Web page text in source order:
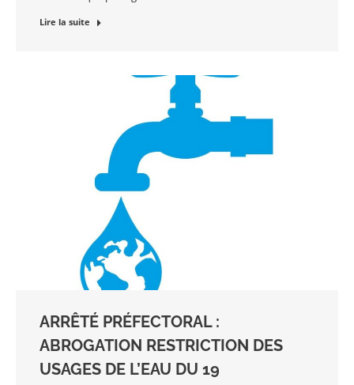
Lire la suite
ARRÊTÉ PRÉFECTORAL :
ABROGATION RESTRICTION DES
USAGES DE L’EAU DU 19